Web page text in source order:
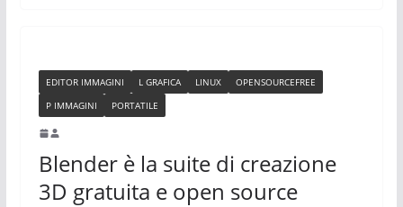
EDITOR IMMAGINI L GRAFICA LINUX
OPENSOURCEFREE
P IMMAGINI
PORTATILE
Blender è la suite di creazione
3D gratuita e open source